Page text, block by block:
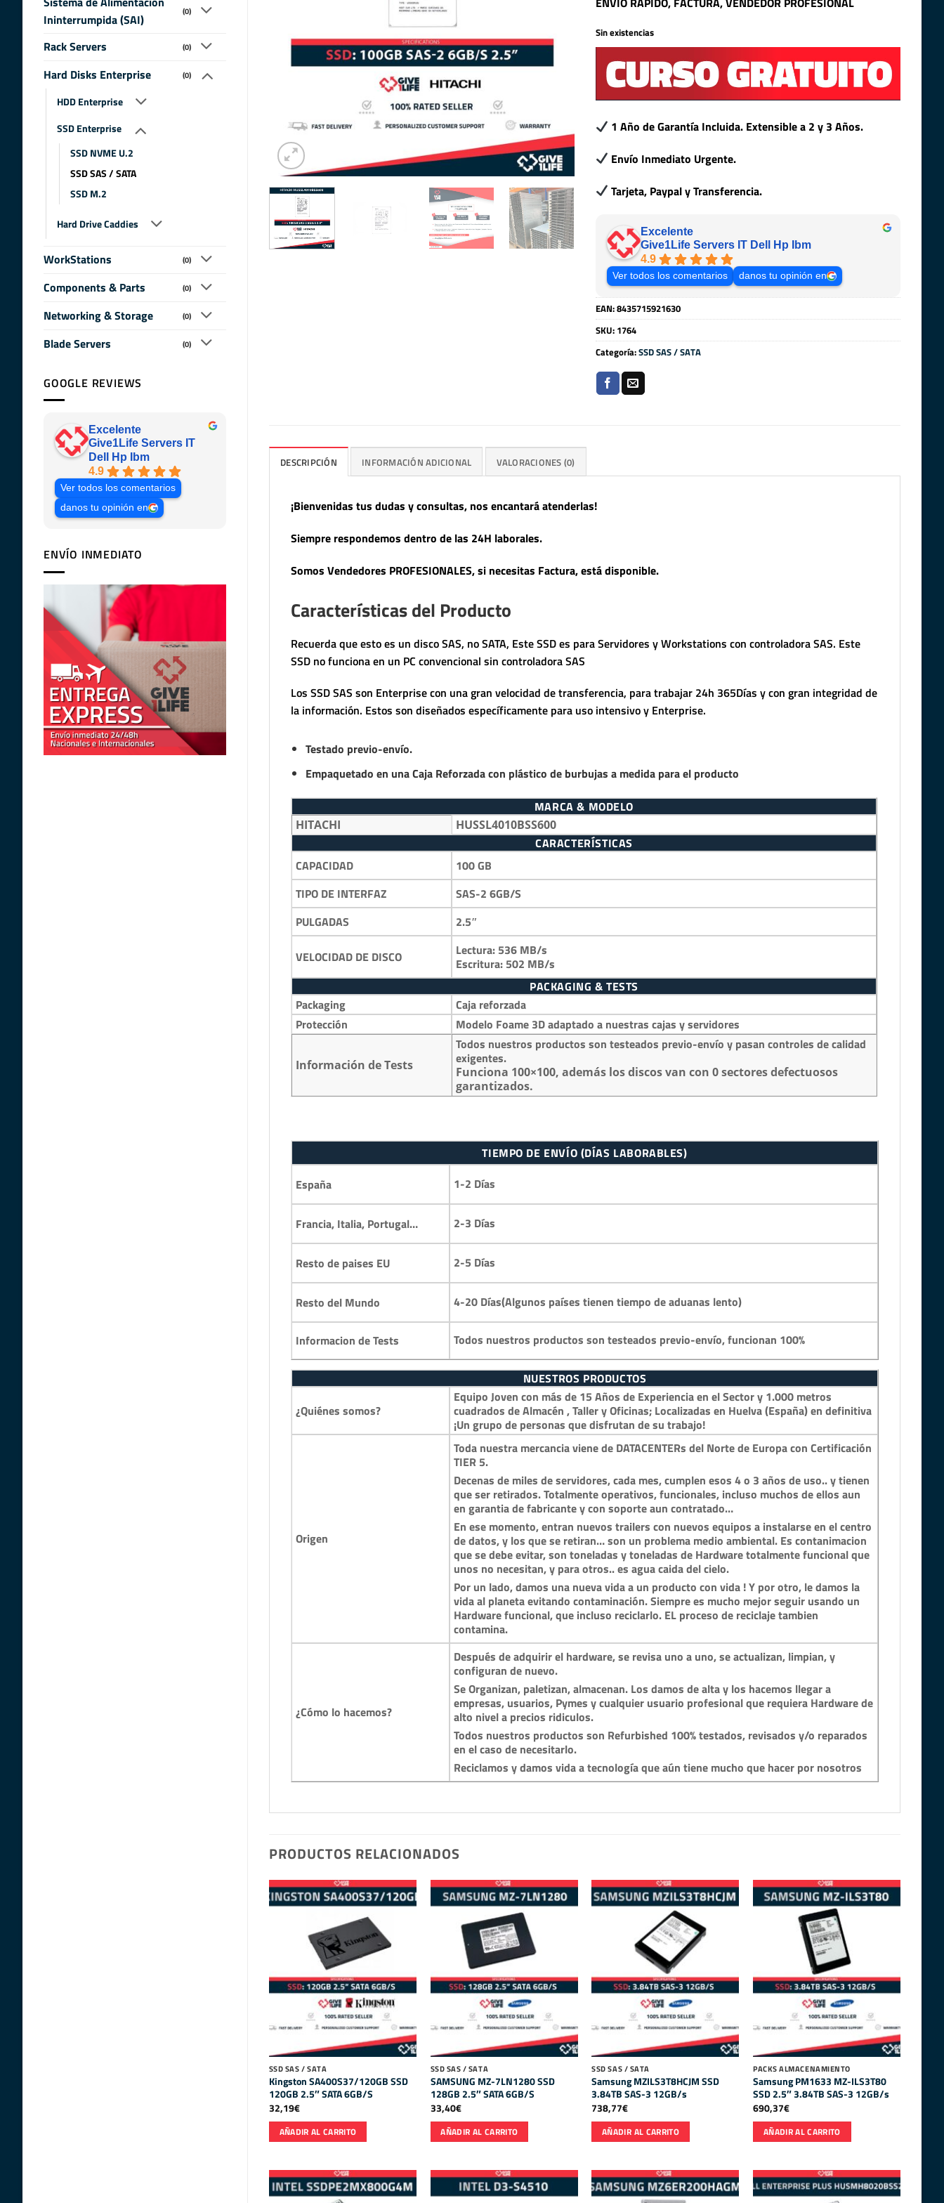
Ininterrumpida (SAI)
(0)
Rack Servers (0)
Hard Disks Enterprise (0)
HDD Enterprise
SSD Enterprise
SSD NVME U.2
SSD SAS / SATA
SSD M.2
Hard Drive Caddies
WorkStations (0)
Components & Parts (0)
Networking & Storage (0)
Blade Servers (0)
GOOGLE REVIEWS
Excelente
Give1Life Servers IT
Dell Hp Ibm
4.9
Ver todos los comentarios
danos tu opinión en
ENVÍO INMEDIATO
Sin existencias
1 Año de Garantía Incluida. Extensible a 2 y 3 Años.
Envío Inmediato Urgente.
Tarjeta, Paypal y Transferencia.
Excelente
Give1Life Servers IT Dell Hp Ibm
4.9
Ver todos los comentarios danos tu opinión en
EAN:8435715921630
SKU: 1764
Categoría:SSD SAS / SATA
DESCRIPCIÓN INFORMACIÓN ADICIONAL VALORACIONES (0)
¡Bienvenidas tus dudas y consultas, nos encantará atenderlas!
Siempre respondemos dentro de las 24H laborales.
Somos Vendedores PROFESIONALES, si necesitas Factura, está disponible.
Características del Producto
Recuerda que esto es un disco SAS, no SATA, Este SSD es para Servidores y Workstations con controladora SAS. Este
SSD no funciona en un PC convencional sin controladora SAS
Los SSD SAS son Enterprise con una gran velocidad de transferencia, para trabajar 24h 365Días y con gran integridad de
la información. Estos son diseñados específicamente para uso intensivo y Enterprise.
Testado previo-envío.
Empaquetado en una Caja Reforzada con plástico de burbujas a medida para el producto
MARCA & MODELO
HITACHI HUSSL4010BSS600
CARACTERÍSTICAS
CAPACIDAD
100 GB
TIPO DE INTERFAZ
SAS-2 6GB/S
PULGADAS
2.5″
VELOCIDAD DE DISCO
Lectura: 536 MB/s
Escritura: 502 MB/s
PACKAGING & TESTS
Packaging
Caja reforzada
Protección
Modelo Foame 3D adaptado a nuestras cajas y servidores
Información de Tests
Todos nuestros productos son testeados previo-envío y pasan controles de calidad
exigentes.
Funciona 100×100, además los discos van con 0 sectores defectuosos
garantizados.
TIEMPO DE ENVÍO (DÍAS LABORABLES)
España
1-2 Días
Francia, Italia, Portugal… 2-3 Días
Resto de paises EU 2-5 Días
Resto del Mundo 4-20 Días(Algunos países tienen tiempo de aduanas lento)
Informacion de Tests Todos nuestros productos son testeados previo-envío, funcionan 100%
NUESTROS PRODUCTOS
¿Quiénes somos?
Equipo Joven con más de 15 Años de Experiencia en el Sector y 1.000 metros
cuadrados de Almacén , Taller y Oficinas; Localizadas en Huelva (España) en definitiva
¡Un grupo de personas que disfrutan de su trabajo!
Origen
Toda nuestra mercancia viene de DATACENTERs del Norte de Europa con Certificación
TIER 5.
Decenas de miles de servidores, cada mes, cumplen esos 4 o 3 años de uso.. y tienen
que ser retirados. Totalmente operativos, funcionales, incluso muchos de ellos aun
en garantia de fabricante y con soporte aun contratado…
En ese momento, entran nuevos trailers con nuevos equipos a instalarse en el centro
de datos, y los que se retiran… son un problema medio ambiental. Es contanimacion
que se debe evitar, son toneladas y toneladas de Hardware totalmente funcional que
unos no necesitan, y para otros.. es agua caida del cielo.
Por un lado, damos una nueva vida a un producto con vida ! Y por otro, le damos la
vida al planeta evitando contaminación. Siempre es mucho mejor seguir usando un
Hardware funcional, que incluso reciclarlo. EL proceso de reciclaje tambien
contamina.
¿Cómo lo hacemos?
Después de adquirir el hardware, se revisa uno a uno, se actualizan, limpian, y
configuran de nuevo.
Se Organizan, paletizan, almacenan. Los damos de alta y los hacemos llegar a
empresas, usuarios, Pymes y cualquier usuario profesional que requiera Hardware de
alto nivel a precios ridiculos.
Todos nuestros productos son Refurbished 100% testados, revisados y/o reparados
en el caso de necesitarlo.
Reciclamos y damos vida a tecnología que aún tiene mucho que hacer por nosotros
PRODUCTOS RELACIONADOS
SSD SAS / SATA
Kingston SA400S37/120GB SSD
120GB 2.5″ SATA 6GB/S
32,19€
AÑADIR AL CARRITO
SSD SAS / SATA
SAMSUNG MZ-7LN1280 SSD
128GB 2.5″ SATA 6GB/S
33,40€
AÑADIR AL CARRITO
SSD SAS / SATA
Samsung MZILS3T8HCJM SSD
3.84TB SAS-3 12GB/s
738,77€
AÑADIR AL CARRITO
PACKS ALMACENAMIENTO
Samsung PM1633 MZ-ILS3T80
SSD 2.5″ 3.84TB SAS-3 12GB/s
690,37€
AÑADIR AL CARRITO